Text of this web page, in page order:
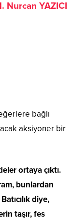
Nurcan YAZICI
bağlı
aksiyoner bir
ortaya çıktı.
bunlardan
diye,
taşır, fes